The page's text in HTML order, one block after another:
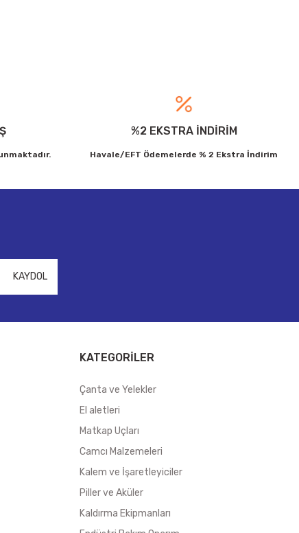
%2 EKSTRA İNDİRİM
Havale/EFT Ödemelerde % 2 Ekstra İndirim
KAYDOL
KATEGORİLER
Çanta ve Yelekler
El aletleri
Matkap Uçları
Camcı Malzemeleri
Kalem ve İşaretleyiciler
Piller ve Aküler
Kaldırma Ekipmanları